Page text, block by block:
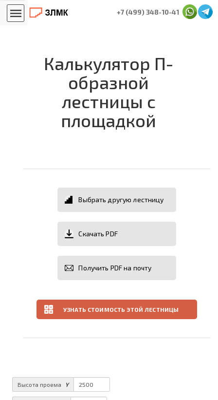
+7 (499) 348-10-41
Главная
Расчёт размеров лестницы
Калькулятор П-образной лестницы с площадкой
Калькулятор П-
образной
лестницы с
площадкой
Выбрать другую лестницу
Скачать PDF
Получить PDF на почту
УЗНАТЬ СТОИМОСТЬ ЭТОЙ ЛЕСТНИЦЫ
Высота проема Y